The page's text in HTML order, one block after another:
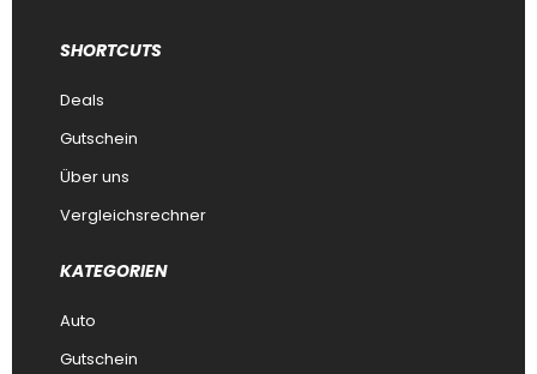
SHORTCUTS
Deals
Gutschein
Über uns
Vergleichsrechner
KATEGORIEN
Auto
Gutschein